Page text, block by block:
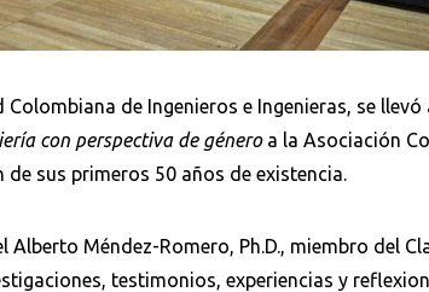
de Ingenieros e Ingenieras, se
con perspectiva de géneroa la Asociación
sus primeros 50 años de existencia.
Méndez-Romero, Ph.D., miembro del
testimonios, experiencias y